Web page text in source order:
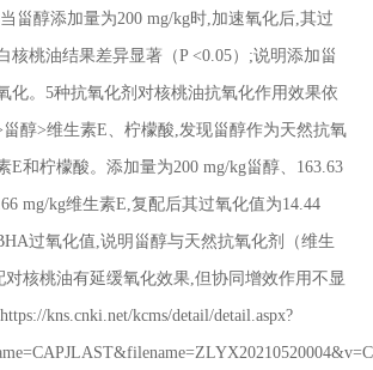
甾醇添加量为200 mg/kg时,加速氧化后,其过
核桃油结果差异显著（P <0.05）;说明添加甾
化。5种抗氧化剂对核桃油抗氧化作用效果依
醇>维生素E、柠檬酸,发现甾醇作为天然抗氧
E和柠檬酸。添加量为200 mg/kg甾醇、163.63
mg/kg维生素E,复配后其过氧化值为14.44
过氧化值,说明甾醇与天然抗氧化剂（维生
核桃油有延缓氧化效果,但协同增效作用不显
kns.cnki.net/kcms/detail/detail.aspx?